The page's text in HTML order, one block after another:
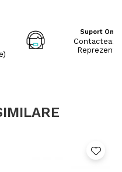
Suport
Contacteaza